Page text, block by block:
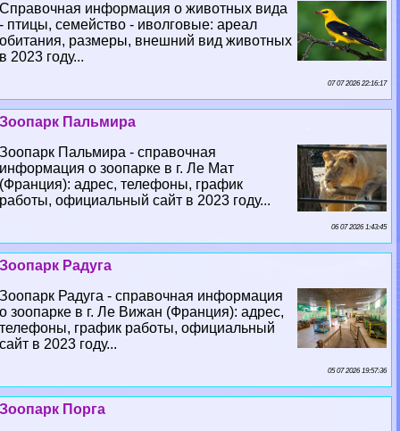
Справочная информация о животных вида
- птицы, семейство - иволговые: ареал
обитания, размеры, внешний вид животных
в 2023 году...
07 07 2026 22:16:17
Зоопарк Пальмира
Зоопарк Пальмира - справочная
информация о зоопарке в г. Ле Мат
(Франция): адрес, телефоны, график
работы, официальный сайт в 2023 году...
06 07 2026 1:43:45
Зоопарк Радуга
Зоопарк Радуга - справочная информация
о зоопарке в г. Ле Вижан (Франция): адрес,
телефоны, график работы, официальный
сайт в 2023 году...
05 07 2026 19:57:36
Зоопарк Порга